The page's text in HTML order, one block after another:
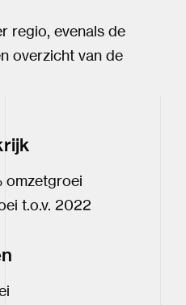
regio, evenals de
overzicht van de
omzetgroei
t.o.v. 2022